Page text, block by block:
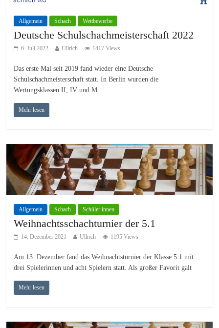
Allgemein Schach Wettbewerbe
Deutsche Schulschachmeisterschaft 2022
6. Juli 2022 Ullrich 1417 Views
Das erste Mal seit 2019 fand wieder eine Deutsche
Schulschachmeisterschaft statt. In Berlin wurden die
Wertungsklassen II, IV und M
Mehr lesen
Allgemein Schach Schüler:innen
Weihnachtsschachturnier der 5.1
14. Dezember 2021 Ullrich 1195 Views
Am 13. Dezember fand das Weihnachtsturnier der Klasse 5.1 mit
drei Spielerinnen und acht Spielern statt. Als großer Favorit galt
Mehr lesen